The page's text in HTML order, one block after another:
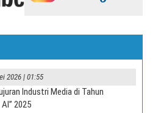
2026 | 01:55
Industri Media di Tahun
2025